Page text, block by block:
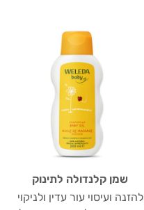
שמן קלנדולה לתינוק
להזנה ועיסוי עור עדין ולניקוי